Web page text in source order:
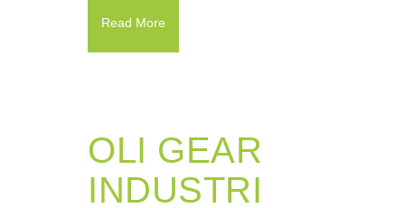
Read More
OLI GEAR
INDUSTRI